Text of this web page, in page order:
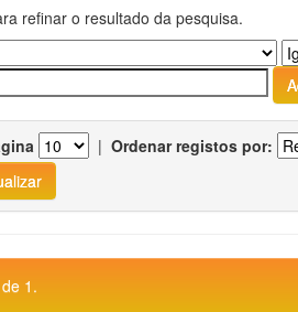
refinar o resultado da pesquisa.
| Ordenar registos por:
1.